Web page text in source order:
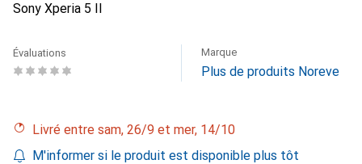
Sony Xperia 5 II
Évaluations Marque
Plus de produits Noreve
Livré entre sam, 26/9 et mer, 14/10
M'informer si le produit est disponible plus tôt